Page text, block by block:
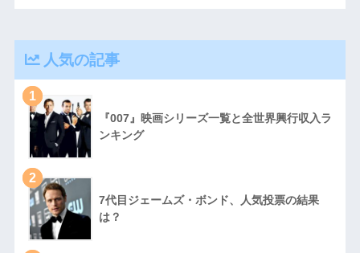
人気の記事
1
『007』映画シリーズ一覧と全世界興行収入ラ
ンキング
2
7代目ジェームズ・ボンド、人気投票の結果
は？